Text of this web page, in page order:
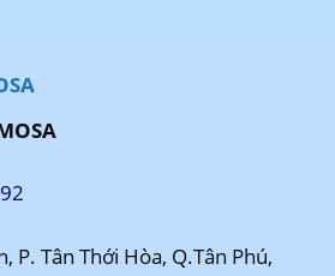
P. Tân Thới Hòa, Q.Tân Phú,